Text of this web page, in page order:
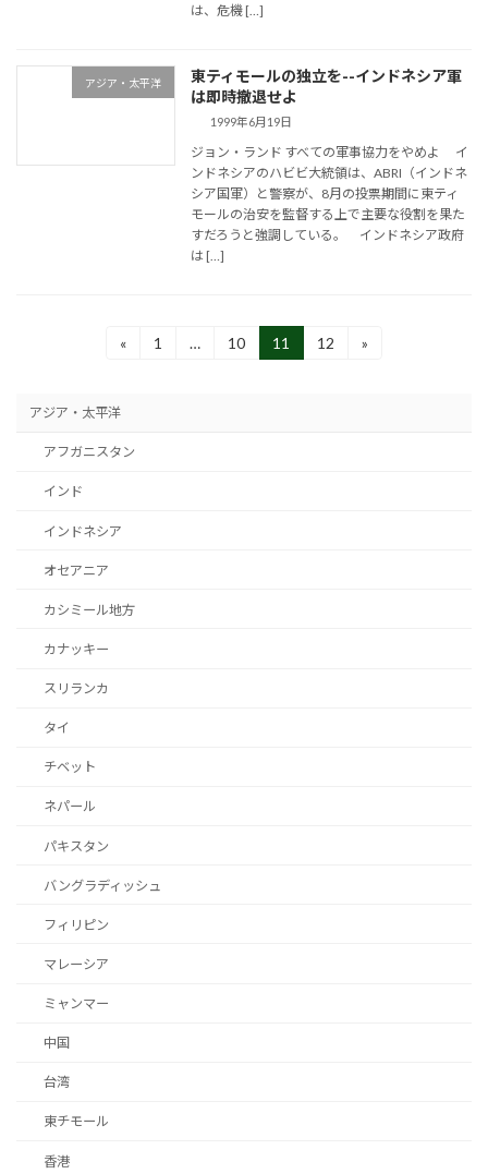
は、危機 […]
アジア・太平洋
東ティモールの独立を--インドネシア軍
は即時撤退せよ
1999年6月19日
ジョン・ランド すべての軍事協力をやめよ イ
ンドネシアのハビビ大統領は、ABRI（インドネ
シア国軍）と警察が、8月の投票期間に東ティ
モールの治安を監督する上で主要な役割を果た
すだろうと強調している。 インドネシア政府
は […]
の
«
固
1 …
固
10
固
定
11
固
12 »
アジア・太平洋
アフガニスタン
インド
インドネシア
オセアニア
カシミール地方
カナッキー
スリランカ
タイ
チベット
ネパール
パキスタン
バングラディッシュ
フィリピン
マレーシア
ミャンマー
中国
台湾
東チモール
香港